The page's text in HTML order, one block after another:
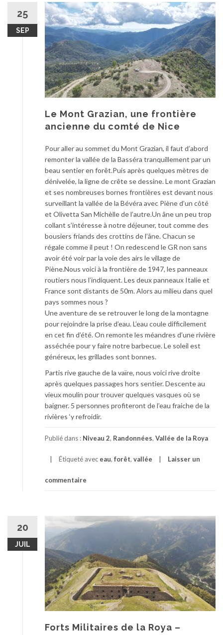
25
SEP
Le Mont Grazian, une frontière
ancienne du comté de Nice
Pour aller au sommet du Mont Grazian, il faut d’abord
remonter la vallée de la Basséra tranquillement par un
beau sentier en forêt.Puis après quelques mètres de
dénivelée, la ligne de crête se dessine. Le mont Grazian
et ses nombreuses bornes frontières est devant nous
surveillant la vallée de la Bévéra avec Piène d’un côté
et Olivetta San Michèlle de l’autre.Un âne un peu trop
collant s’intéresse à notre déjeuner, tout comme des
bousiers friands des crottins de l’âne. Chacun se
régale comme il peut ! On redescend le GR non sans
avoir été voir par la voie des airs le village de
Piène.Nous voici à la frontière de 1947, les panneaux
routiers nous l’indiquent. Les deux panneaux Italie et
France sont distants de 50m. Alors au milieu dans quel
pays sommes nous ?
Une aventure de se retrouver le long de la montagne
pour rejoindre la prise d’eau. L’eau coule difficilement
en cet fin d’été. On remonte les méandres d’une rivière
asséchée pour y faire notre barbecue. Le soleil est
généreux, les grillades sont bonnes.
Partis rive gauche de la vaïre, nous voici rive droite
après quelques passages hors sentier. Descente au
vieux moulin pour trouver quelques vasques où se
baigner. 5 personnes profiteront de l’eau fraiche de la
rivières ‘y refroidir.
Publié dans : Niveau 2, Randonnées, Vallée de la Roya
Étiqueté avec eau, forêt, vallée Laisser un
commentaire
20
JUIL
Forts Militaires de la Roya –